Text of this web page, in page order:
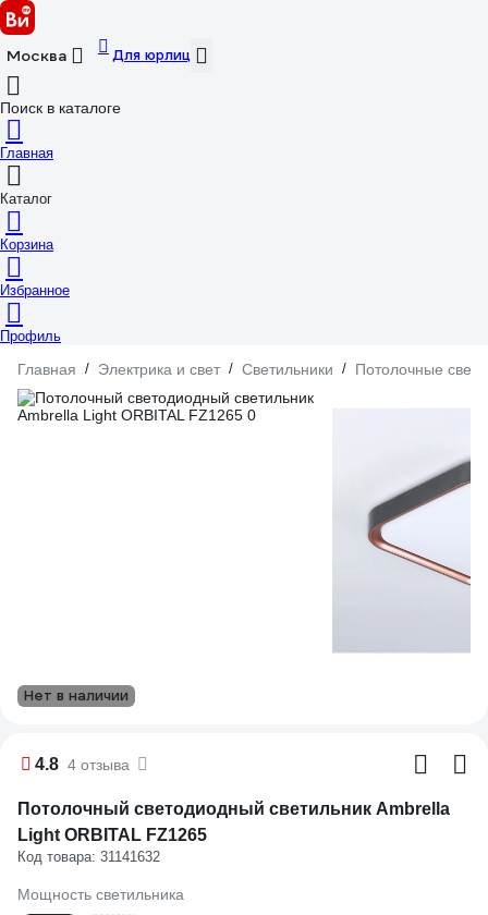
Москва Для юрлиц
Поиск в каталоге
Главная
Каталог
Корзина
Избранное
Профиль
Главная / Электрика и свет / Светильники / Потолочные
Нет в наличии
4.8 4 отзыва
Потолочный светодиодный светильник Ambrella
Light ORBITAL FZ1265
Код товара: 31141632
Мощность светильника